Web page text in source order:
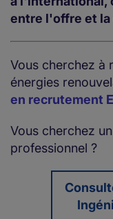
entre l'offre et la
Vous cherchez à
énergies
en recrutement
Vous cherchez
professionnel ?